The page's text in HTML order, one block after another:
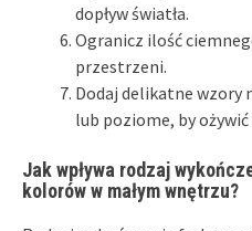
dopływ światła.
Ogranicz ilość
przestrzeni.
Dodaj delikatne wzory
lub poziome, by
Jak wpływa rodzaj
kolorów w małym wnętrzu?